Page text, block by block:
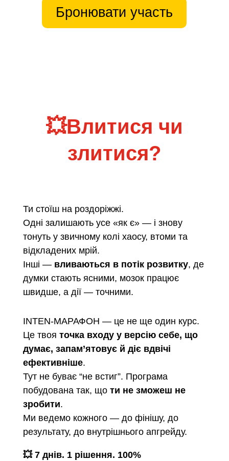
Бронювати участь
💥Влитися чи
злитися?
Ти стоїш на роздоріжжі.
Одні залишають усе «як є» — і знову
тонуть у звичному колі хаосу, втоми та
відкладених мрій.
Інші — вливаються в потік розвитку, де
думки стають ясними, мозок працює
швидше, а дії — точними.
INTEN-МАРАФОН — це не ще один курс.
Це твоя точка входу у версію себе, що
думає, запам’ятовує й діє вдвічі
ефективніше.
Тут не буває “не встиг”. Програма
побудована так, що ти не зможеш не
зробити.
Ми ведемо кожного — до фінішу, до
результату, до внутрішнього апгрейду.
💥 7 днів. 1 рішення. 100%